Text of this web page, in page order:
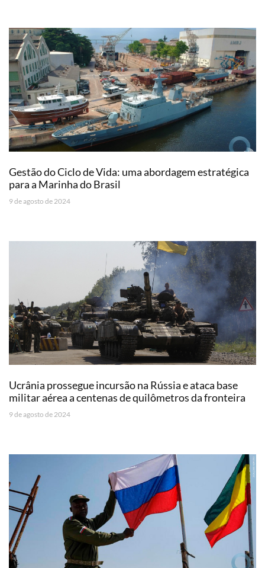
Gestão do Ciclo de Vida: uma abordagem estratégica
para a Marinha do Brasil
9 de agosto de 2024
Ucrânia prossegue incursão na Rússia e ataca base
militar aérea a centenas de quilômetros da fronteira
9 de agosto de 2024